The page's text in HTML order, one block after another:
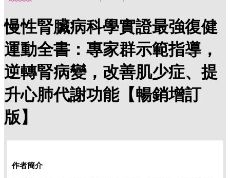
慢性腎臟病科學實證最強復健
運動全書：專家群示範指導，
逆轉腎病變，改善肌少症、提
升心肺代謝功能【暢銷增訂
版】
作者簡介